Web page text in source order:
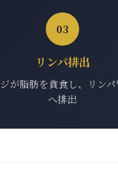
03
リンパ排出
が脂肪を貪食し、リン
へ排出